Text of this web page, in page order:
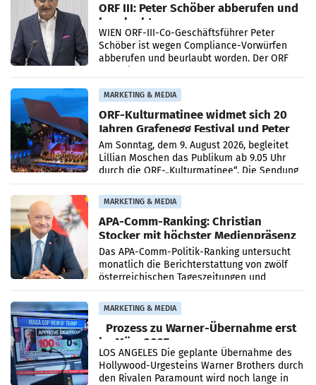
ORF III: Peter Schöber abberufen und
beurlaubt
WIEN ORF-III-Co-Geschäftsführer Peter
Schöber ist wegen Compliance-Vorwürfen
abberufen und beurlaubt worden. Der ORF
MARKETING & MEDIA
ORF-Kulturmatinee widmet sich 20
Jahren Grafenegg Festival und Peter
Simonischek
Am Sonntag, dem 9. August 2026, begleitet
Lillian Moschen das Publikum ab 9.05 Uhr
durch die ORF-„Kulturmatinee“. Die Sendung
startet mit der Dokumentation „20 Jahre
Grafenegg
MARKETING & MEDIA
APA-Comm-Ranking: Christian
Stocker mit höchster Medienpräsenz
im Juli
Das APA-Comm-Politik-Ranking untersucht
monatlich die Berichterstattung von zwölf
österreichischen Tageszeitungen und
analysiert, welche Politikerinnen und
Politiker Österreichs die
MARKETING & MEDIA
Prozess zu Warner-Übernahme erst
im März 2027
LOS ANGELES Die geplante Übernahme des
Hollywood-Urgesteins Warner Brothers durch
den Rivalen Paramount wird noch lange in